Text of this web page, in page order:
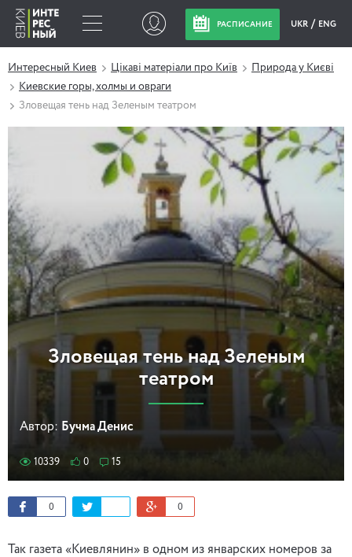
РАСПИСАНИЕ UKR ENG
Интересный Киев Цікаві матеріали про Київ
Природа у Києві
Киевские горы, холмы и овраги
Зловещая тень над Зеленым театром
Зловещая тень над Зеленым
театром
Автор: Бучма Денис
10339 0 15
0 0
Так газета «Киевлянин» в одном из январских номеров за